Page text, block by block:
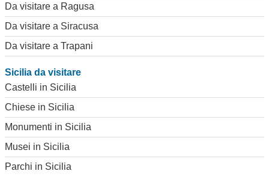
Da visitare a Ragusa
Da visitare a Siracusa
Da visitare a Trapani
Sicilia da visitare
Castelli in Sicilia
Chiese in Sicilia
Monumenti in Sicilia
Musei in Sicilia
Parchi in Sicilia